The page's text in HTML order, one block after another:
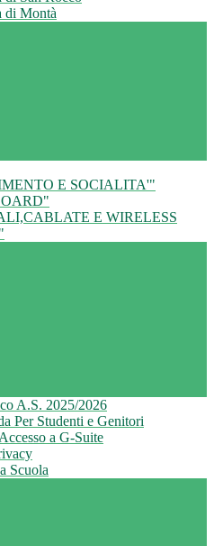
di Montà
E SOCIALITA'"
E WIRELESS
A.S. 2025/2026
Per Studenti e Genitori
a G-Suite
Scuola